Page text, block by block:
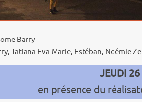
Barry
Tatiana Eva-Marie, Estéban, Noémie
JEUDI
en présence du